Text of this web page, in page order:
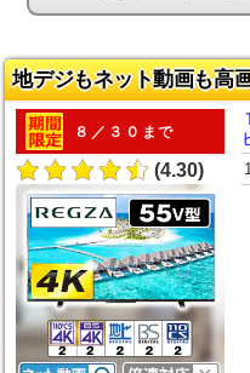
地デジもネット動画も高
８／３０まで
(4.30)